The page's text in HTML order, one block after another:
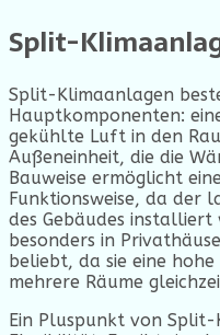
Split-
Split-Klimaanlagen
Hauptkomponenten:
gekühlte Luft in den
Außeneinheit, die die
Bauweise ermöglicht
Funktionsweise, da der
des Gebäudes
besonders in
beliebt, da sie eine
mehrere Räume
Ein Pluspunkt von